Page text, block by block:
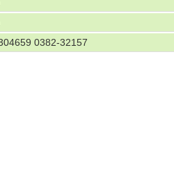
0382-32157